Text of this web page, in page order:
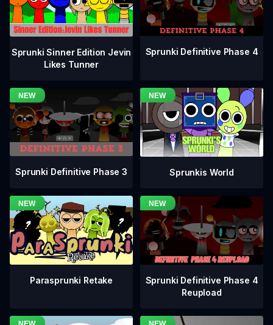
Sprunki Sinner Edition Jevin
Likes Tunner
Sprunki Definitive Phase 4
Sprunki Definitive Phase 3 Sprunkis World
Parasprunki Retake
Sprunki Definitive Phase 4
Reupload